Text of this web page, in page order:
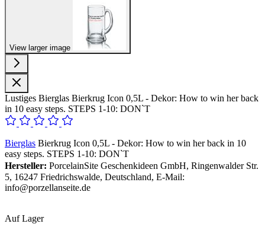
View larger image
Lustiges Bierglas Bierkrug Icon 0,5L - Dekor: How to win her back
in 10 easy steps. STEPS 1-10: DON`T
Bierglas Bierkrug Icon 0,5L - Dekor: How to win her back in 10
easy steps. STEPS 1-10: DON`T
Hersteller: PorcelainSite Geschenkideen GmbH, Ringenwalder Str.
5, 16247 Friedrichswalde, Deutschland, E-Mail:
info@porzellanseite.de
Auf Lager